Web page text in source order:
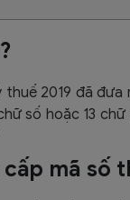
thuế 2019 đã
số hoặc 13
mã số